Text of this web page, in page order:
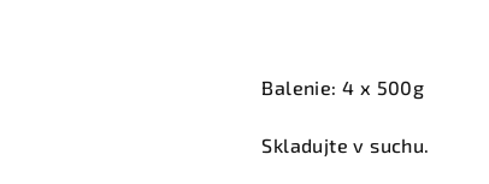
Balenie: 4 x 500g
Skladujte v suchu.